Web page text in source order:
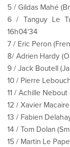
5 / Gildas Mahé
6 / Tanguy Le
16h04'34
7 / Eric Peron
8/ Adrien Hardy
9 / Jack Boutell
10 / Pierre
11 / Achille
12 / Xavier
13 / Fabien
14 / Tom Dolan
15 / Martin Le